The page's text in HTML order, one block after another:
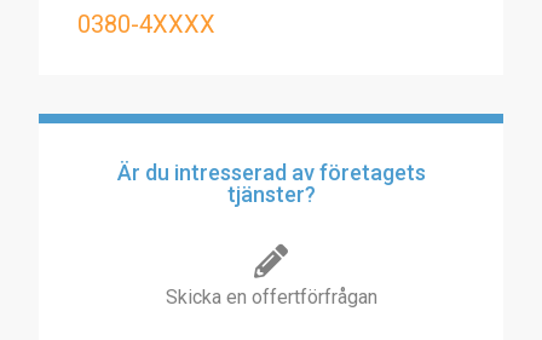
0380-4XXXX
Är du intresserad av företagets
tjänster?
Skicka en offertförfrågan